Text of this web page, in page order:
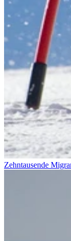
Zehntausende